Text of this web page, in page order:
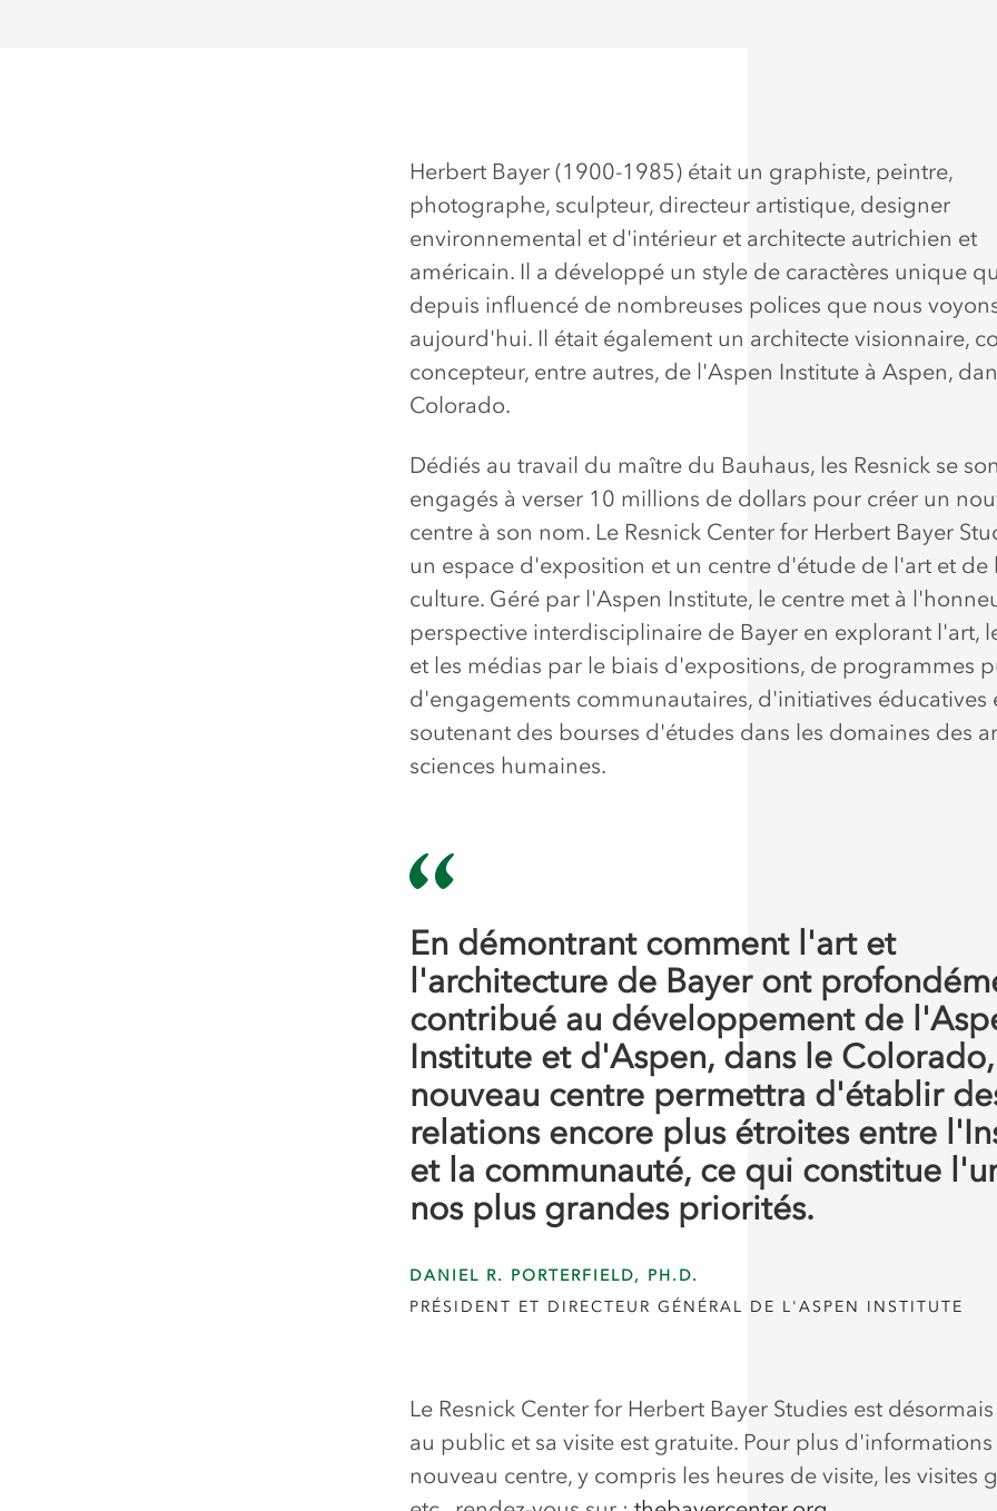
Herbert Bayer (1900-1985) était un graphiste, peintre,
photographe, sculpteur, directeur artistique, designer
environnemental et d'intérieur et architecte autrichien et
américain. Il a développé un style de caractères unique
depuis influencé de nombreuses polices que nous
aujourd'hui. Il était également un architecte visionnaire,
concepteur, entre autres, de l'Aspen Institute à Aspen,
Colorado.
Dédiés au travail du maître du Bauhaus, les Resnick se
engagés à verser 10 millions de dollars pour créer un
centre à son nom. Le Resnick Center for Herbert Bayer
un espace d'exposition et un centre d'étude de l'art et de
culture. Géré par l'Aspen Institute, le centre met à
perspective interdisciplinaire de Bayer en explorant l'art,
et les médias par le biais d'expositions, de programmes
d'engagements communautaires, d'initiatives éducatives
soutenant des bourses d'études dans les domaines des
sciences humaines.
En démontrant comment l'art et
l'architecture de Bayer ont
contribué au développement de
Institute et d'Aspen, dans le
nouveau centre permettra d'établir
relations encore plus étroites entre
et la communauté, ce qui constitue
nos plus grandes priorités.
DANIEL R. PORTERFIELD, PH.D.
PRÉSIDENT ET DIRECTEUR GÉNÉRAL DE L'ASPEN INSTITUTE
Le Resnick Center for Herbert Bayer Studies est
au public et sa visite est gratuite. Pour plus d'informations
nouveau centre, y compris les heures de visite, les visites